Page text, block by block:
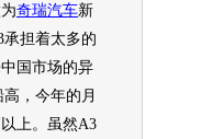
奇瑞汽车新
承担着太多的
国市场的异
，今年的月
上。虽然A3